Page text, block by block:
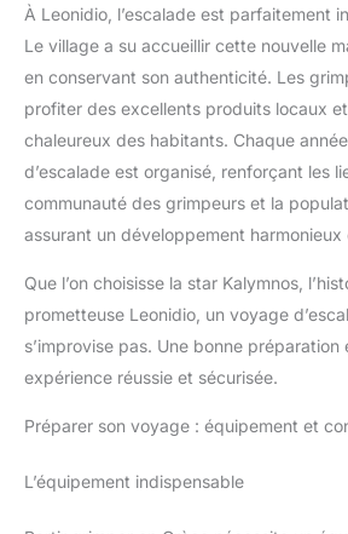
À Leonidio, l’escalade est parfaitement
Le village a su accueillir cette nouvelle
en conservant son authenticité. Les
profiter des excellents produits locaux et
chaleureux des habitants. Chaque
d’escalade est organisé, renforçant les
communauté des grimpeurs et la
assurant un développement
Que l’on choisisse la star Kalymnos,
prometteuse Leonidio, un voyage
s’improvise pas. Une bonne préparation
expérience réussie et sécurisée.
Préparer son voyage : équipement et
L’équipement indispensable